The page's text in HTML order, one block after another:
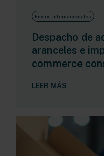
Envíos internacionales
Despacho de
aranceles e
commerce
LEER MÁS